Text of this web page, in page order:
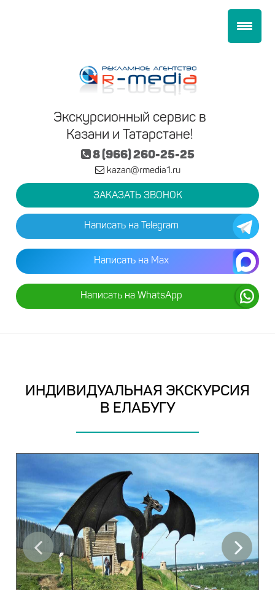
Экскурсионный сервис в
Казани и Татарстане!
8 (966) 260-25-25
kazan@rmedia1.ru
ЗАКАЗАТЬ ЗВОНОК
Написать на Telegram
Написать на Max
Написать на WhatsApp
ИНДИВИДУАЛЬНАЯ ЭКСКУРСИЯ
В ЕЛАБУГУ